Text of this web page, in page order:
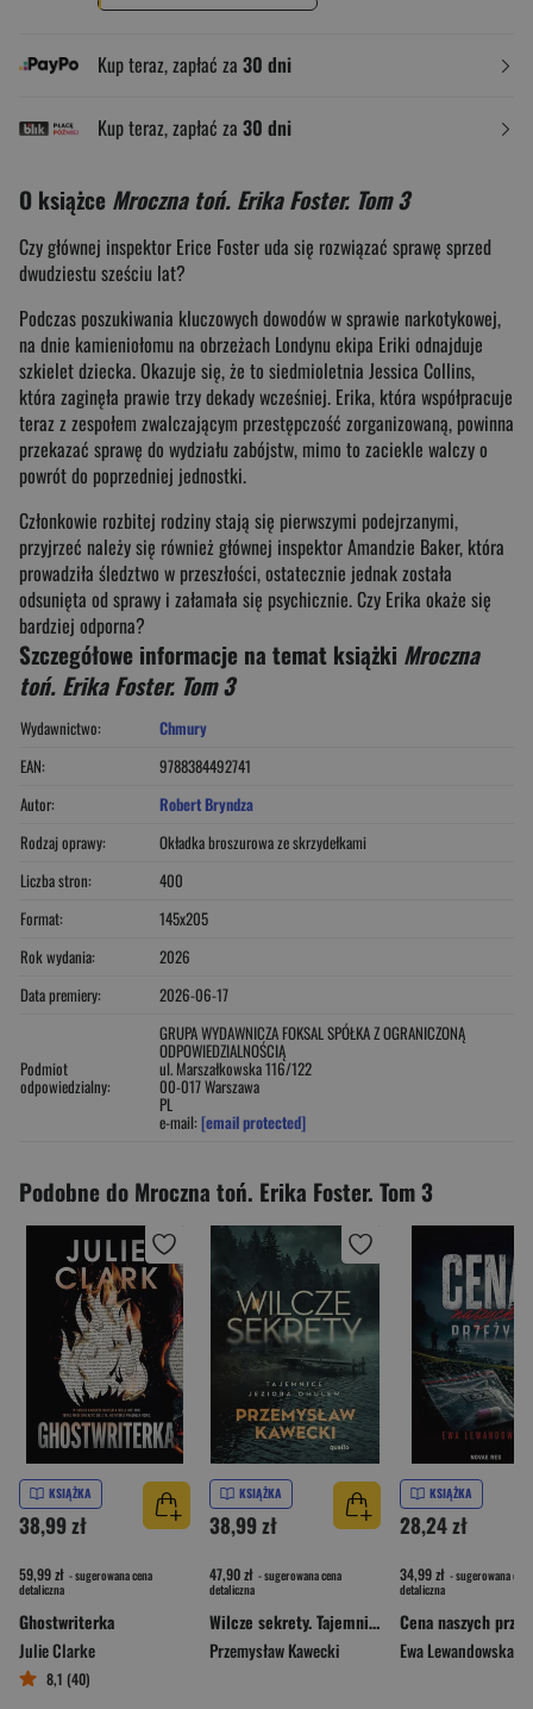
Kup teraz, zapłać za 30 dni
Kup teraz, zapłać za 30 dni
O książce Mroczna toń. Erika Foster. Tom 3
Czy głównej inspektor Erice Foster uda się rozwiązać sprawę sprzed
dwudziestu sześciu lat?
Podczas poszukiwania kluczowych dowodów w sprawie narkotykowej,
na dnie kamieniołomu na obrzeżach Londynu ekipa Eriki odnajduje
szkielet dziecka. Okazuje się, że to siedmioletnia Jessica Collins,
która zaginęła prawie trzy dekady wcześniej. Erika, która współpracuje
teraz z zespołem zwalczającym przestępczość zorganizowaną, powinna
przekazać sprawę do wydziału zabójstw, mimo to zaciekle walczy o
powrót do poprzedniej jednostki.
Członkowie rozbitej rodziny stają się pierwszymi podejrzanymi,
przyjrzeć należy się również głównej inspektor Amandzie Baker, która
prowadziła śledztwo w przeszłości, ostatecznie jednak została
odsunięta od sprawy i załamała się psychicznie. Czy Erika okaże się
bardziej odporna?
Szczegółowe informacje na temat książki Mroczna
toń. Erika Foster. Tom 3
Wydawnictwo:
Chmury
EAN:
9788384492741
Autor:
Robert Bryndza
Rodzaj oprawy:
Okładka broszurowa ze skrzydełkami
Liczba stron:
400
Format:
145x205
Rok wydania:
2026
Data premiery:
2026-06-17
Podmiot
odpowiedzialny:
GRUPA WYDAWNICZA FOKSAL SPÓŁKA Z OGRANICZONĄ
ODPOWIEDZIALNOŚCIĄ
ul. Marszałkowska 116/122
00-017 Warszawa
PL
e-mail: [email protected]
Podobne do Mroczna toń. Erika Foster. Tom 3
KSIĄŻKA
38,99 zł
59,99 zł - sugerowana cena
detaliczna
Ghostwriterka
Julie Clarke
8,1 (40)
KSIĄŻKA
38,99 zł
47,90 zł - sugerowana cena
detaliczna
Wilcze sekrety. Tajemnice jeziora Omulew
Przemysław Kawecki
KSIĄŻKA
28,24 zł
34,99 zł - sugerowana cena
detaliczna
Cena naszych
Ewa Lewandowska